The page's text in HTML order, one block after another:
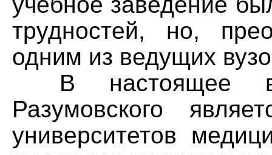
трудностей, но,
одним из ведущих
В настоящее
Разумовского
университетов